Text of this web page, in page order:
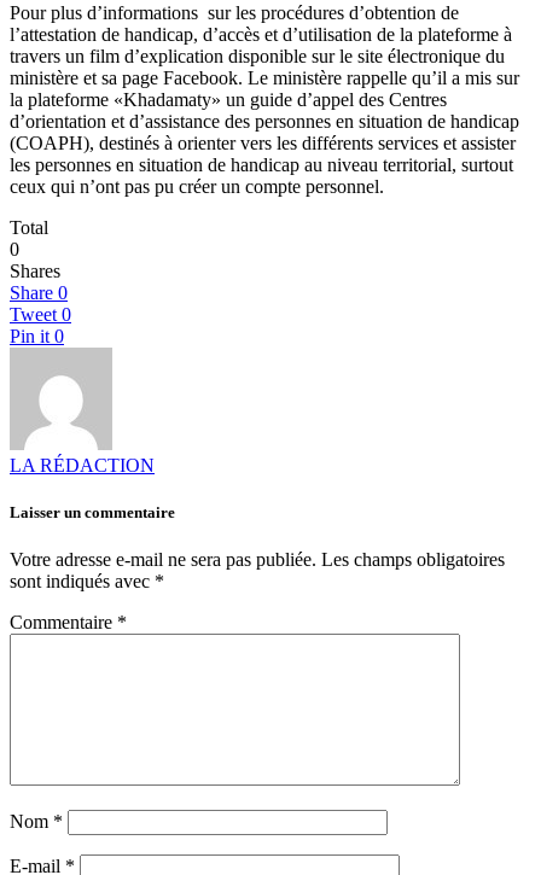
Pour plus d’informations sur les procédures d’obtention de
l’attestation de handicap, d’accès et d’utilisation de la plateforme à
travers un film d’explication disponible sur le site électronique du
ministère et sa page Facebook. Le ministère rappelle qu’il a mis sur
la plateforme «Khadamaty» un guide d’appel des Centres
d’orientation et d’assistance des personnes en situation de handicap
(COAPH), destinés à orienter vers les différents services et assister
les personnes en situation de handicap au niveau territorial, surtout
ceux qui n’ont pas pu créer un compte personnel.
Total
0
Shares
Share 0
Tweet 0
Pin it 0
LA RÉDACTION
Laisser un commentaire
Votre adresse e-mail ne sera pas publiée. Les champs obligatoires
sont indiqués avec *
Commentaire *
Nom *
E-mail *